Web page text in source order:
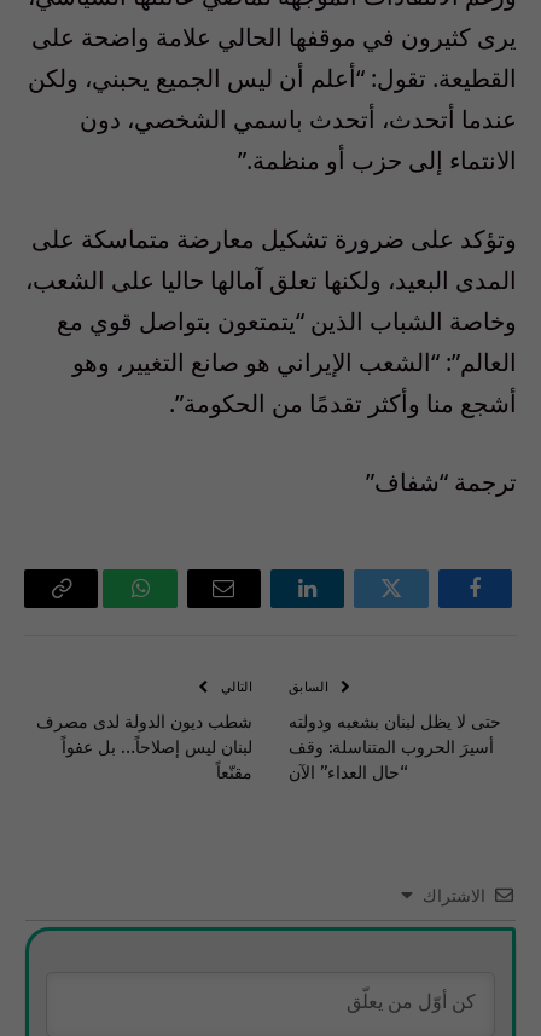
يرى كثيرون في موقفها الحالي علامة واضحة على
القطيعة. تقول: “أعلم أن ليس الجميع يحبني، ولكن
عندما أتحدث، أتحدث باسمي الشخصي، دون
الانتماء إلى حزب أو منظمة.”
وتؤكد على ضرورة تشكيل معارضة متماسكة على
المدى البعيد، ولكنها تعلق آمالها حاليا على الشعب،
وخاصة الشباب الذين “يتمتعون بتواصل قوي مع
العالم”: “الشعب الإيراني هو صانع التغيير، وهو
أشجع منا وأكثر تقدمًا من الحكومة”.
ترجمة “شفاف”
فيسبوك تويتر لينكدإن
البريد
واتساب Copy
السابق
حتى لا يظل لبنان بشعبه ودولته
أسيرَ الحروب المتناسلة: وقف
“حال العداء” الآن
التالي
شطب ديون الدولة لدى مصرف
لبنان ليس إصلاحاً… بل عفواً
مقنّعاً
الاشتراك